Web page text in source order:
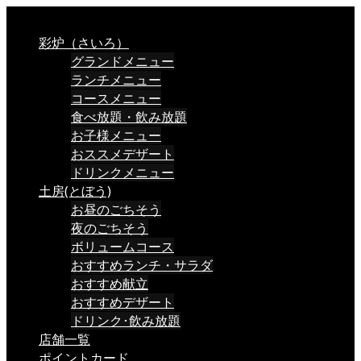
彩炉（さいろ）
グランドメニュー
ランチメニュー
コースメニュー
食べ放題・飲み放題
お子様メニュー
おススメデザート
ドリンクメニュー
土房(とぼう)
お昼のごちそう
夜のごちそう
ボリュームコース
おすすめランチ・サラダ
おすすめ献立
おすすめデザート
ドリンク･飲み放題
店舗一覧